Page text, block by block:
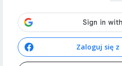
Zaloguj się z